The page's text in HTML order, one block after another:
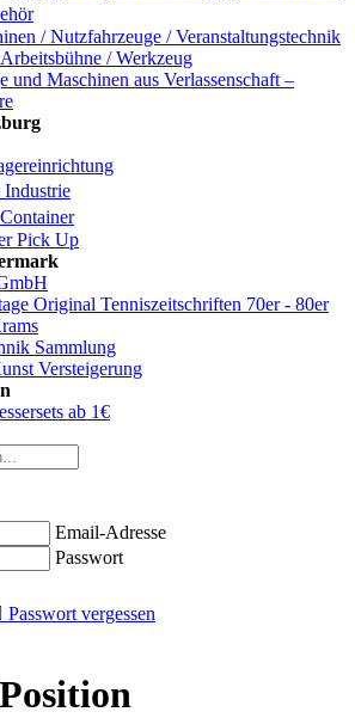
/ Nutzfahrzeuge / Veranstaltungstechnik
/ Werkzeug
und Maschinen aus Verlassenschaft –
Industrie
Pick Up
Original Tenniszeitschriften 70er - 80er
Sammlung
Versteigerung
ab 1€
Email-Adresse
Passwort
Passwort vergessen